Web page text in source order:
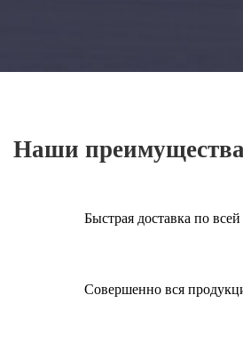
Наши преимущества
Быстрая доставка по
Совершенно вся